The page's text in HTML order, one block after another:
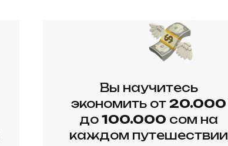
Вы научитесь
экономить от 20.000
до 100.000 сом на
каждом путешествии